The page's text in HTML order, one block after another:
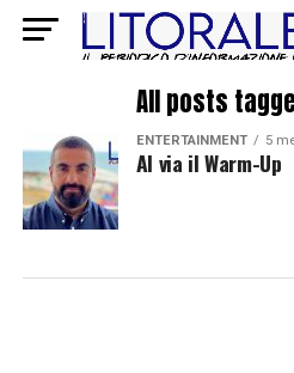
All posts
ENTERTAINMENT 5
Al via il Warm-Up